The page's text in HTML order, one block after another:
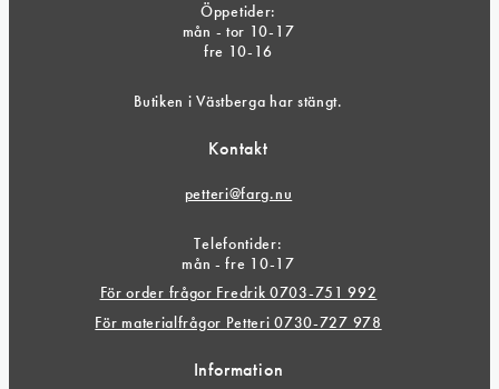
Öppetider:
mån - tor 10-17
fre 10-16
Butiken i Västberga har stängt.
Kontakt
petteri@farg.nu
Telefontider:
mån - fre 10-17
För order frågor Fredrik 0703-751 992
För materialfrågor Petteri 0730-727 978
Information